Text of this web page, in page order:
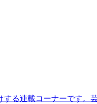
る連載コーナーです。